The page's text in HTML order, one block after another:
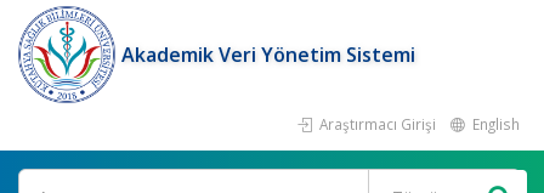
Akademik Veri Yönetim Sistemi
Araştırmacı Girişi English
Ara